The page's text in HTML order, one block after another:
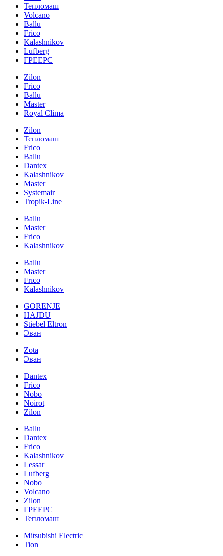
Тепломаш
Volcano
Ballu
Frico
Kalashnikov
Lufberg
ГРЕЕРС
Zilon
Frico
Ballu
Master
Royal Clima
Zilon
Тепломаш
Frico
Ballu
Dantex
Kalashnikov
Master
Systemair
Tropik-Line
Ballu
Master
Frico
Kalashnikov
Ballu
Master
Frico
Kalashnikov
GORENJE
HAJDU
Stiebel Eltron
Эван
Zota
Эван
Dantex
Frico
Nobo
Noirot
Zilon
Ballu
Dantex
Frico
Kalashnikov
Lessar
Lufberg
Nobo
Volcano
Zilon
ГРЕЕРС
Тепломаш
Mitsubishi Electric
Tion